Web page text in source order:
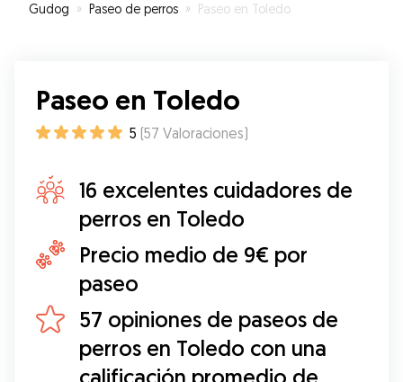
Gudog » Paseo de perros » Paseo en Toledo
Paseo en Toledo
5 (57 Valoraciones)
16 excelentes cuidadores de
perros en Toledo
Precio medio de 9€ por
paseo
57 opiniones de paseos de
perros en Toledo con una
calificación promedio de